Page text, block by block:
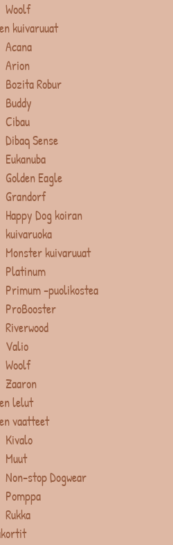
Woolf
kuivaruuat
Acana
Arion
Bozita Robur
Buddy
Cibau
Dibaq Sense
Eukanuba
Golden Eagle
Grandorf
Happy Dog koiran
kuivaruoka
Monster kuivaruuat
Platinum
Primum -puolikostea
ProBooster
Riverwood
Valio
Woolf
Zaaron
lelut
vaatteet
Kivalo
Muut
Non-stop Dogwear
Pomppa
Rukka